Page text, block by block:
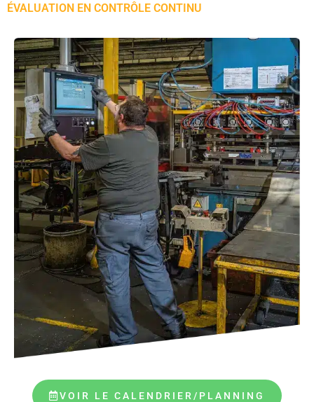
ÉVALUATION EN CONTRÔLE CONTINU
VOIR LE CALENDRIER/PLANNING